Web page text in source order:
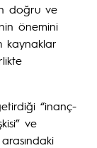
doğru ve
önemini
kaynaklar
“inanç-
ve